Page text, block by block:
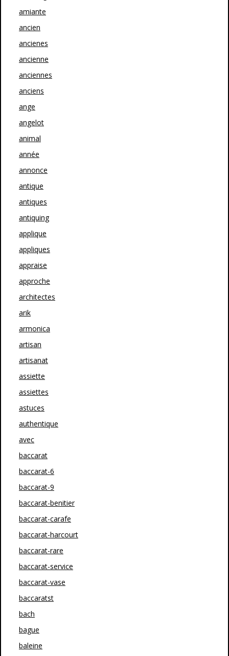
amiante
ancien
ancienes
ancienne
anciennes
anciens
ange
angelot
animal
année
annonce
antique
antiques
antiquing
applique
appliques
appraise
approche
architectes
arik
armonica
artisan
artisanat
assiette
assiettes
astuces
authentique
avec
baccarat
baccarat-6
baccarat-9
baccarat-benitier
baccarat-carafe
baccarat-harcourt
baccarat-rare
baccarat-service
baccarat-vase
baccaratst
bach
bague
baleine